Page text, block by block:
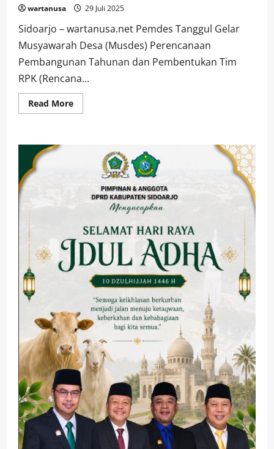
wartanusa 29 Juli 2025
Sidoarjo – wartanusa.net Pemdes Tanggul Gelar
Musyawarah Desa (Musdes) Perencanaan
Pembangunan Tahunan dan Pembentukan Tim
RPK (Rencana...
Read MoreRead
more
Musyawarah
Perencanaan
Pembangunan
Tahunan
Pembentukan
(Rencana
Kerja
Pemerintah)
Desa
Tahun
2026